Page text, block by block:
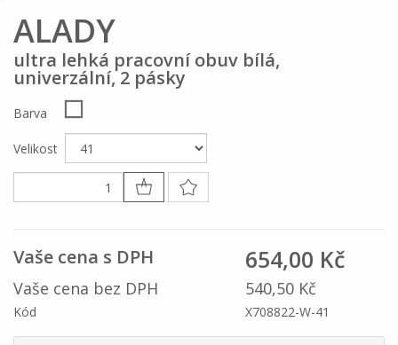
ALADY
ultra lehká pracovní obuv bílá,
univerzální, 2 pásky
Barva
Velikost
Vaše cena s DPH 654,00 Kč
Vaše cena bez DPH 540,50 Kč
Kód X708822-W-41